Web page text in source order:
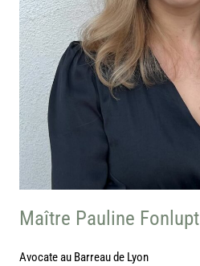
Maître Pauline Fonlupt
Avocate au Barreau de Lyon